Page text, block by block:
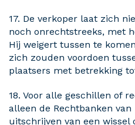
17. De verkoper laat zich
noch onrechtstreeks, met
Hij weigert tussen te
zich zouden voordoen
plaatsers met betrekking
18. Voor alle geschillen of
alleen de Rechtbanken
uitschrijven van een wissel